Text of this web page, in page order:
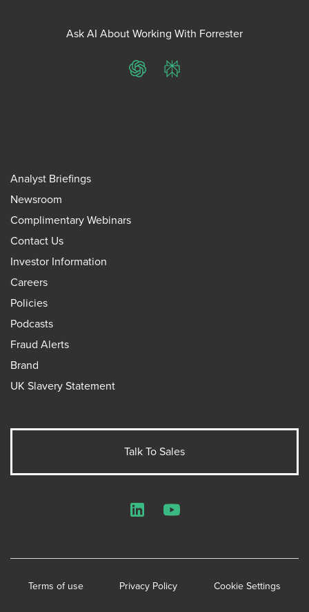
Ask AI About Working With Forrester
ChatGPTPerplexity
Analyst Briefings
Newsroom
Complimentary Webinars
Contact Us
Investor Information
Careers
Policies
Podcasts
Fraud Alerts
Brand
UK Slavery Statement
Talk To Sales
Terms of use Privacy Policy Cookie Settings
LinkedInYouTube